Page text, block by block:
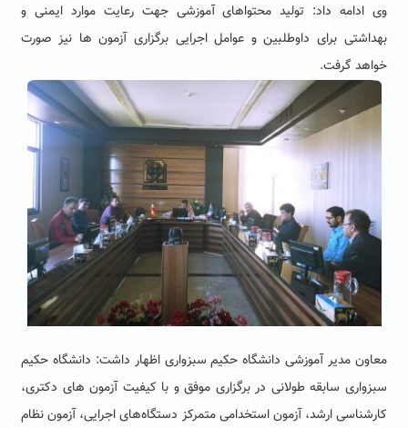
وی ادامه داد: تولید محتواهای آموزشی جهت رعایت موارد ایمنی و
بهداشتی برای داوطلبین و عوامل اجرایی برگزاری آزمون ها نیز صورت
خواهد گرفت.
معاون مدیر آموزشی دانشگاه حکیم سبزواری اظهار داشت: دانشگاه حکیم
سبزواری سابقه طولانی در برگزاری موفق و با کیفیت آزمون های دکتری،
کارشناسی ارشد، آزمون استخدامی متمرکز دستگاه‌های اجرایی، آزمون نظام